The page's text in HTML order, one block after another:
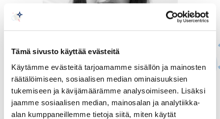
Tämä sivusto käyttää evästeitä
Käytämme evästeitä tarjoamamme sisällön ja mainosten
räätälöimiseen, sosiaalisen median ominaisuuksien
tukemiseen ja kävijämäärämme analysoimiseen. Lisäksi
jaamme sosiaalisen median, mainosalan ja analytiikka-
alan kumppaneillemme tietoja siitä, miten käytät
Raisa Harju
PÄÄSIHTEERI